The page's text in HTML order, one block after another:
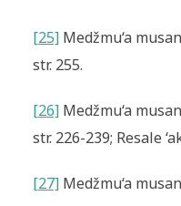
[25]Medžmu‘a
str. 255.
[26]Medžmu‘a
str. 226-239; Resale
[27]Medžmu‘a